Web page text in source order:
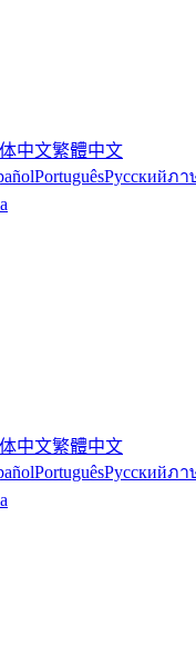
中文繁體中文
PortuguêsРусскийภา
中文繁體中文
PortuguêsРусскийภา